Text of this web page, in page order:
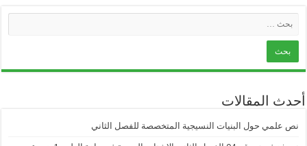
أحدث المقالات
نص علمي حول البنيات النسيجية المتخصصة للفصل الثاني